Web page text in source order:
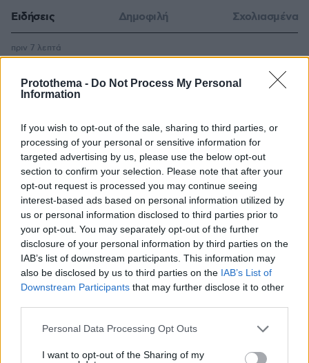
Protothema - Do Not Process My Personal
Information
If you wish to opt-out of the sale, sharing to third parties, or
processing of your personal or sensitive information for
targeted advertising by us, please use the below opt-out
section to confirm your selection. Please note that after your
opt-out request is processed you may continue seeing
interest-based ads based on personal information utilized by
us or personal information disclosed to third parties prior to
your opt-out. You may separately opt-out of the further
disclosure of your personal information by third parties on the
IAB’s list of downstream participants. This information may
also be disclosed by us to third parties on the IAB’s List of
Downstream Participants that may further disclose it to other
Please note that this website/app uses one or more Google
not limited to your visit or usage behaviour. You may click to
Personal Data Processing Opt Outs
I want to opt-out of the Sharing of my
Ειδήσεις Δημοφιλή Σχολιασμένα
ΔΕΗ: Νέα συμφωνία για απόκτηση έργων ΑΠΕ άνω των
2 GW σε Πολωνία και Ουγγαρία
πριν 7 λεπτά
γεμάτα ελαιόδεντρα
πριν 8 λεπτά
ΔΕΘ: «Ανέβηκε» ο διαγωνισμός των 165 εκατ. ευρώ για
τη μεγάλη ανάπλαση, δείτε φωτογραφίες
πριν 9 λεπτά
«Νόμιζα ότι ήταν νεκρός»: Η απίστευτη ιστορία του
Μπάρνεϊ, του παπαγάλου που εκλάπη το 2017 και
ξαναβρήκε την οικογένειά του 9 χρόνια μετά
πριν 13 λεπτά
Ομάδα Ρώσων χάκερ που συνδέεται με το Κρεμλίνο
πίσω από πλαστό βίντεο για την παραίτηση του Μερτς
πριν 15 λεπτά
Οι απογευματινές βουτιές της Μαρίας Σολωμού στη
θάλασσα: Σκέφτεστε τίποτα καλύτερο; έγραψε
πριν 19 λεπτά
πριν 24 λεπτά